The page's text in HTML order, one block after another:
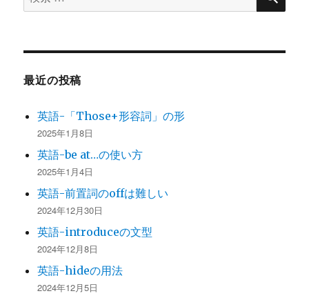
索
象:
最近の投稿
英語-「Those+形容詞」の形
2025年1月8日
英語-be at…の使い方
2025年1月4日
英語-前置詞のoffは難しい
2024年12月30日
英語-introduceの文型
2024年12月8日
英語-hideの用法
2024年12月5日